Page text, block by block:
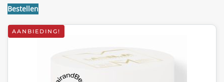
Bestellen
AANBIEDING!